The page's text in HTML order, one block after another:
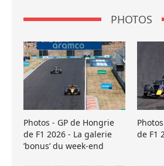
PHOTOS
Photos - GP de Hongrie
de F1 2026 - La galerie
’bonus’ du week-end
de F1